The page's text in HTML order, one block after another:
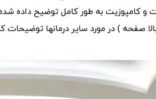
و کامپوزیت به طور کامل توضیح داده
) در مورد سایر درمانها توضیحات